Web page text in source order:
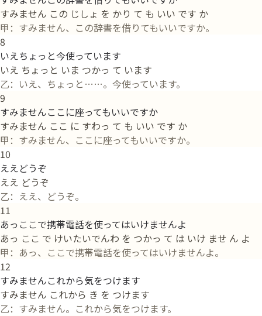
すみません この じしょ を かり て も いい です か
甲：すみません、この辞書を借りてもいいですか。
8
いえちょっと今使っています
いえ ちょっと いま つかっ て います
乙：いえ、ちょっと……。今使っています。
9
すみませんここに座ってもいいですか
すみません ここ に すわっ て も いい です か
甲：すみません、ここに座ってもいいですか。
10
ええどうぞ
ええ どうぞ
乙：ええ、どうぞ。
11
あっここで携帯電話を使ってはいけませんよ
あっ ここ で けいたいでんわ を つかっ て は いけ ませ ん よ
甲：あっ、ここで携帯電話を使ってはいけませんよ。
12
すみませんこれから気をつけます
すみません これから き を つけます
乙：すみません。これから気をつけます。